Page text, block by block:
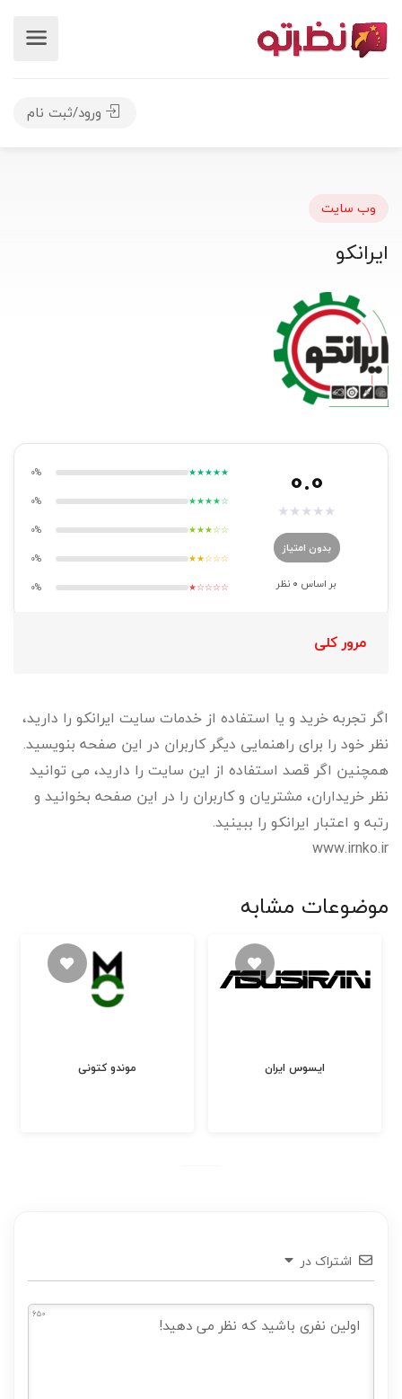
ورود/ثبت نام
وب سایت
ایرانکو
0.0
★
★
★
★
★
بدون امتیاز
بر اساس 0 نظر
★★★★★
0%
★★★★☆
0%
★★★☆☆
0%
★★☆☆☆
0%
★☆☆☆☆
0%
مرور کلی
اگر تجربه خرید و یا استفاده از خدمات سایت ایرانکو را دارید،
نظر خود را برای راهنمایی دیگر کاربران در این صفحه بنویسید.
همچنین اگر قصد استفاده از این سایت را دارید، می توانید
نظر خریداران، مشتریان و کاربران را در این صفحه بخوانید و
رتبه و اعتبار ایرانکو را ببینید.
www.irnko.ir
موضوعات مشابه
موندو کتونی ایسوس ایران
اشتراک در
650